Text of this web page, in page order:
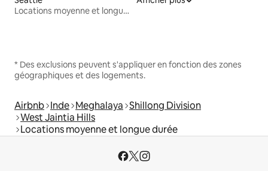
Locations moyenne et longue durée
* Des exclusions peuvent s'appliquer en fonction des zones
géographiques et des logements.
Airbnb Inde Meghalaya Shillong Division
West Jaintia Hills
Locations moyenne et longue durée